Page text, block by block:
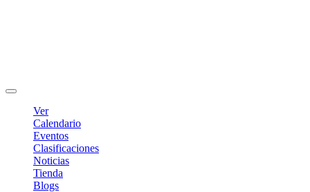
Ver
Calendario
Eventos
Clasificaciones
Noticias
Tienda
Blogs